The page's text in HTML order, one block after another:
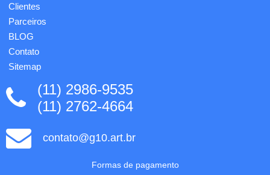
acionada
por
clique,
cin...
Clientes
Parceiros
BLOG
Contato
Sitemap
(11) 2986-9535
(11) 2762-4664
contato@g10.art.br
Formas de pagamento